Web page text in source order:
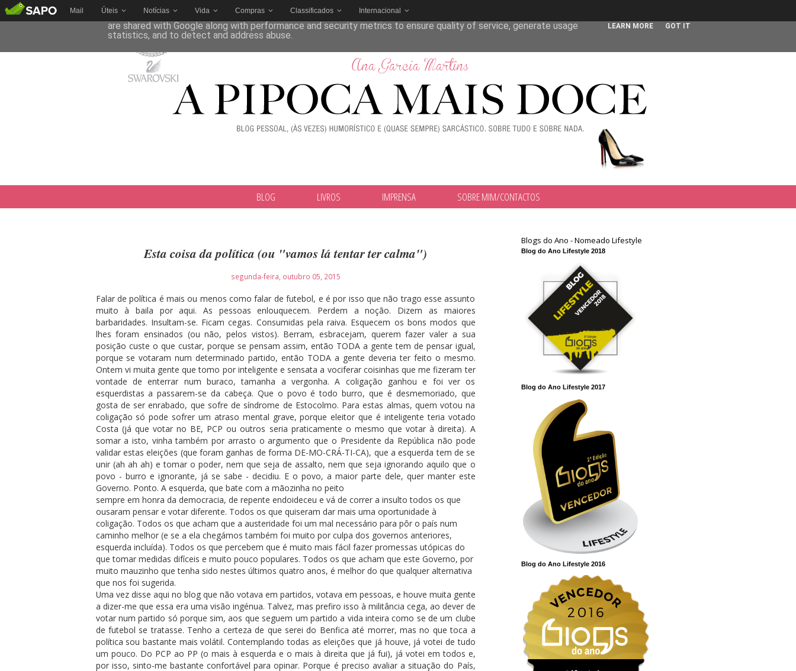
Mail Úteis Notícias Vida Compras Classificados Internacional
BLOG LIVROS IMPRENSA SOBRE MIM/CONTACTOS
Esta coisa da política (ou "vamos lá tentar ter calma")
segunda-feira, outubro 05, 2015
Falar de política é mais ou menos como falar de futebol, e é por isso que não trago esse assunto
muito à baila por aqui. As pessoas enlouquecem. Perdem a noção. Dizem as maiores
barbaridades. Insultam-se. Ficam cegas. Consumidas pela raiva. Esquecem os bons modos que
lhes foram ensinados (ou não, pelos vistos). Berram, esbracejam, querem fazer valer a sua
posição custe o que custar, porque se pensam assim, então TODA a gente tem de pensar igual,
porque se votaram num determinado partido, então TODA a gente deveria ter feito o mesmo.
Ontem vi muita gente que tomo por inteligente e sensata a vociferar coisinhas que me fizeram ter
vontade de enterrar num buraco, tamanha a vergonha. A coligação ganhou e foi ver os
esquerdistas a passarem-se da cabeça. Que o povo é todo burro, que é desmemoriado, que
gosta de ser enrabado, que sofre de síndrome de Estocolmo. Para estas almas, quem votou na
coligação só pode sofrer um atraso mental grave, porque eleitor que é inteligente teria votado
Costa (já que votar no BE, PCP ou outros seria praticamente o mesmo que votar à direita). A
somar a isto, vinha também por arrasto o argumento que o Presidente da República não pode
validar estas eleições (que foram ganhas de forma DE-MO-CRÁ-TI-CA), que a esquerda tem de se
unir (ah ah ah) e tomar o poder, nem que seja de assalto, nem que seja ignorando aquilo que o
povo - burro e ignorante, já se sabe - decidiu. E o povo, a maior parte dele, quer manter este
Governo. Ponto. A esquerda, que bate com a mãozinha no peito
sempre em honra da democracia, de repente endoideceu e vá de correr a insulto todos os que
ousaram pensar e votar diferente. Todos os que quiseram dar mais uma oportunidade à
coligação. Todos os que acham que a austeridade foi um mal necessário para pôr o país num
caminho melhor (e se a ela chegámos também foi muito por culpa dos governos anteriores,
esquerda incluída). Todos os que percebem que é muito mais fácil fazer promessas utópicas do
que tomar medidas difíceis e muito pouco populares. Todos os que acham que este Governo, por
muito mauzinho que tenha sido nestes últimos quatro anos, é melhor do que qualquer alternativa
que nos foi sugerida.
Uma vez disse aqui no blog que não votava em partidos, votava em pessoas, e houve muita gente
a dizer-me que essa era uma visão ingénua. Talvez, mas prefiro isso à militância cega, ao dever de
votar num partido só porque sim, aos que seguem um partido a vida inteira como se de um clube
de futebol se tratasse. Tenho a certeza de que serei do Benfica até morrer, mas no que toca a
política sou bastante mais volátil. Contemplando todas as eleições que já houve, já votei de tudo
um pouco. Do PCP ao PP (o mais à esquerda e o mais à direita que já fui), já votei em todos e,
por isso, sinto-me bastante confortável para opinar. Porque é preciso avaliar a situação do País,
Blogs do Ano - Nomeado Lifestyle
Blog do Ano Lifestyle 2018
Blog do Ano Lifestyle 2017
Blog do Ano Lifestyle 2016
This site uses cookies from Google to deliver its services and to analyze traffic. Your IP address and user-agent
are shared with Google along with performance and security metrics to ensure quality of service, generate usage
statistics, and to detect and address abuse.
LEARN MORE GOT IT